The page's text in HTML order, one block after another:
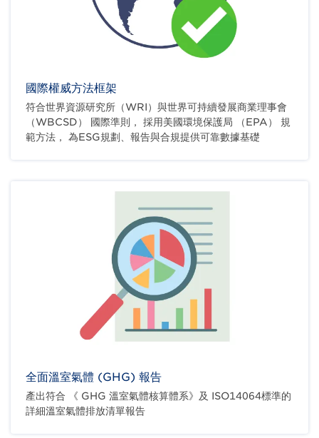
國際權威方法框架
符合世界資源研究所（WRI）與世界可持續發展商業理事會
（WBCSD） 國際準則， 採用美國環境保護局 （EPA） 規
範方法， 為ESG規劃、報告與合規提供可靠數據基礎
全面溫室氣體 (GHG) 報告
產出符合 《 GHG 溫室氣體核算體系》及 ISO14064標準的
詳細溫室氣體排放清單報告